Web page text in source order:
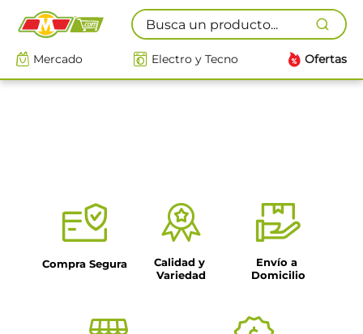
Busca un producto...
Mercado Electro y Tecno Ofertas
Compra Segura
Calidad y
Variedad
Envío a
Domicilio